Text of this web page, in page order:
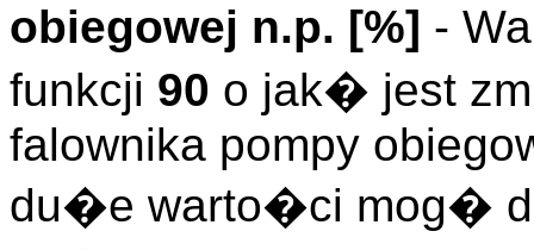
obiegowej n.p. [%] -
funkcji 90 o jak� jest
falownika pompy
du�e warto�ci mog�